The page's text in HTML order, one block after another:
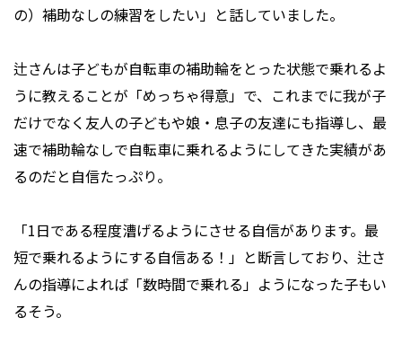
の）補助なしの練習をしたい」と話していました。
辻さんは子どもが自転車の補助輪をとった状態で乗れるよ
うに教えることが「めっちゃ得意」で、これまでに我が子
だけでなく友人の子どもや娘・息子の友達にも指導し、最
速で補助輪なしで自転車に乗れるようにしてきた実績があ
るのだと自信たっぷり。
「1日である程度漕げるようにさせる自信があります。最
短で乗れるようにする自信ある！」と断言しており、辻さ
んの指導によれば「数時間で乗れる」ようになった子もい
るそう。